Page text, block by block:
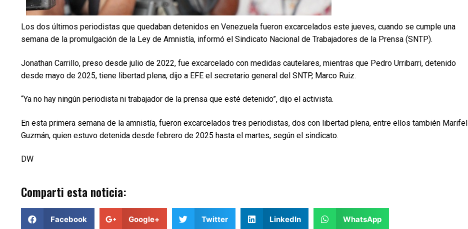
Los dos últimos periodistas que quedaban detenidos en Venezuela fueron excarcelados este jueves, cuando se cumple una
semana de la promulgación de la Ley de Amnistía, informó el Sindicato Nacional de Trabajadores de la Prensa (SNTP).
Jonathan Carrillo, preso desde julio de 2022, fue excarcelado con medidas cautelares, mientras que Pedro Urribarri, detenido
desde mayo de 2025, tiene libertad plena, dijo a EFE el secretario general del SNTP, Marco Ruiz.
“Ya no hay ningún periodista ni trabajador de la prensa que esté detenido”, dijo el activista.
En esta primera semana de la amnistía, fueron excarcelados tres periodistas, dos con libertad plena, entre ellos también Marifel
Guzmán, quien estuvo detenida desde febrero de 2025 hasta el martes, según el sindicato.
DW
Comparti esta noticia:
Facebook Google+ Twitter LinkedIn WhatsApp